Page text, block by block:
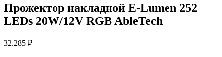
Прожектор накладной E-Lumen 252
LEDs 20W/12V RGB AbleTech
32.285 ₽